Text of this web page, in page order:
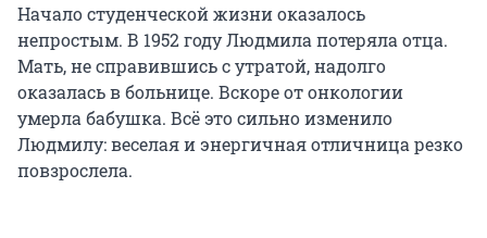
Начало студенческой жизни оказалось
непростым. В 1952 году Людмила потеряла отца.
Мать, не справившись с утратой, надолго
оказалась в больнице. Вскоре от онкологии
умерла бабушка. Всё это сильно изменило
Людмилу: веселая и энергичная отличница резко
повзрослела.